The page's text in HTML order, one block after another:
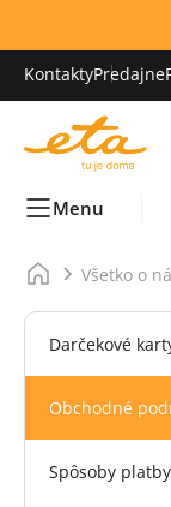
KontaktyPredajne
Menu
Všetko o
Darčekové
Obchodné
Spôsoby platby